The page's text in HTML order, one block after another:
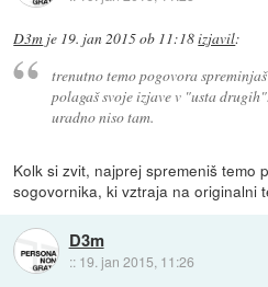
D3m je 19. jan 2015 ob 11:18izjavil:
trenutno temo pogovora
polagaš svoje izjave v "usta
uradno niso tam.
Kolk si zvit, najprej spremeniš temo
sogovornika, ki vztraja na originalni
D3m
:: 19. jan 2015, 11:26